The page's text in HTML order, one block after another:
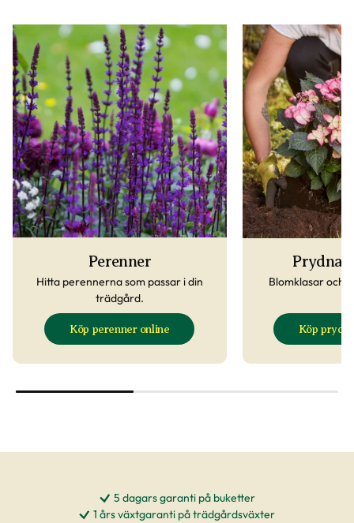
Perenner
Hitta perennerna som passar i din
trädgård.
Köp perenner online
Blomklasar och
Köp
5 dagars garanti på buketter
1 års växtgaranti på trädgårdsväxter